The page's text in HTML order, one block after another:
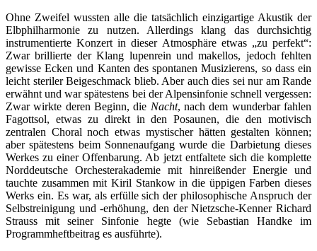
Ohne Zweifel wussten alle die tatsächlich einzigartige Akustik der
Elbphilharmonie zu nutzen. Allerdings klang das durchsichtig
instrumentierte Konzert in dieser Atmosphäre etwas „zu perfekt“:
Zwar brillierte der Klang lupenrein und makellos, jedoch fehlten
gewisse Ecken und Kanten des spontanen Musizierens, so dass ein
leicht steriler Beigeschmack blieb. Aber auch dies sei nur am Rande
erwähnt und war spätestens bei der Alpensinfonie schnell vergessen:
Zwar wirkte deren Beginn, die Nacht, nach dem wunderbar fahlen
Fagottsol, etwas zu direkt in den Posaunen, die den motivisch
zentralen Choral noch etwas mystischer hätten gestalten können;
aber spätestens beim Sonnenaufgang wurde die Darbietung dieses
Werkes zu einer Offenbarung. Ab jetzt entfaltete sich die komplette
Norddeutsche Orchesterakademie mit hinreißender Energie und
tauchte zusammen mit Kiril Stankow in die üppigen Farben dieses
Werks ein. Es war, als erfülle sich der philosophische Anspruch der
Selbstreinigung und -erhöhung, den der Nietzsche-Kenner Richard
Strauss mit seiner Sinfonie hegte (wie Sebastian Handke im
Programmheftbeitrag es ausführte).